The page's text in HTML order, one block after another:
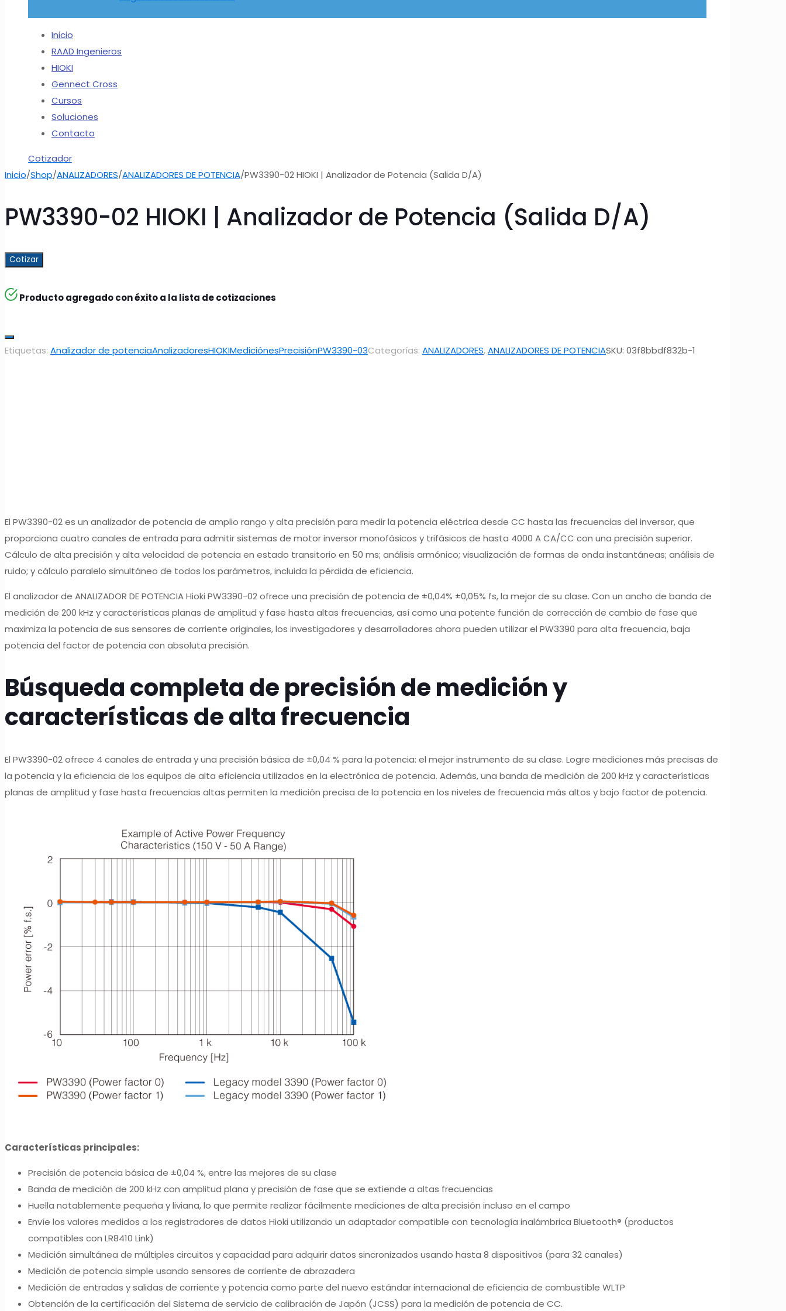
Inicio
RAAD Ingenieros
HIOKI
Gennect Cross
Cursos
Soluciones
Contacto
Cotizador
Inicio/Shop/ANALIZADORES/ANALIZADORES DE POTENCIA/PW3390-02 HIOKI | Analizador de Potencia (Salida D/A)
PW3390-02 HIOKI | Analizador de Potencia (Salida D/A)
Cotizar
Producto agregado con éxito a la lista de cotizaciones
Etiquetas: Analizador de potenciaAnalizadoresHIOKIMediciónesPrecisiónPW3390-03Categorías: ANALIZADORES,ANALIZADORES DE POTENCIASKU: 03f8bbdf832b-1
El PW3390-02 es un analizador de potencia de amplio rango y alta precisión para medir la potencia eléctrica desde CC hasta las frecuencias del inversor, que
proporciona cuatro canales de entrada para admitir sistemas de motor inversor monofásicos y trifásicos de hasta 4000 A CA/CC con una precisión superior.
Cálculo de alta precisión y alta velocidad de potencia en estado transitorio en 50 ms; análisis armónico; visualización de formas de onda instantáneas; análisis de
ruido; y cálculo paralelo simultáneo de todos los parámetros, incluida la pérdida de eficiencia.
El analizador de ANALIZADOR DE POTENCIA Hioki PW3390-02 ofrece una precisión de potencia de ±0,04% ±0,05% fs, la mejor de su clase. Con un ancho de banda de
medición de 200 kHz y características planas de amplitud y fase hasta altas frecuencias, así como una potente función de corrección de cambio de fase que
maximiza la potencia de sus sensores de corriente originales, los investigadores y desarrolladores ahora pueden utilizar el PW3390 para alta frecuencia, baja
potencia del factor de potencia con absoluta precisión.
Búsqueda completa de precisión de medición y
características de alta frecuencia
El PW3390-02 ofrece 4 canales de entrada y una precisión básica de ±0,04 % para la potencia: el mejor instrumento de su clase. Logre mediciones más precisas de
la potencia y la eficiencia de los equipos de alta eficiencia utilizados en la electrónica de potencia. Además, una banda de medición de 200 kHz y características
planas de amplitud y fase hasta frecuencias altas permiten la medición precisa de la potencia en los niveles de frecuencia más altos y bajo factor de potencia.
Características principales:
Precisión de potencia básica de ±0,04 %, entre las mejores de su clase
Banda de medición de 200 kHz con amplitud plana y precisión de fase que se extiende a altas frecuencias
Huella notablemente pequeña y liviana, lo que permite realizar fácilmente mediciones de alta precisión incluso en el campo
Envíe los valores medidos a los registradores de datos Hioki utilizando un adaptador compatible con tecnología inalámbrica Bluetooth® (productos
compatibles con LR8410 Link)
Medición simultánea de múltiples circuitos y capacidad para adquirir datos sincronizados usando hasta 8 dispositivos (para 32 canales)
Medición de potencia simple usando sensores de corriente de abrazadera
Medición de entradas y salidas de corriente y potencia como parte del nuevo estándar internacional de eficiencia de combustible WLTP
Obtención de la certificación del Sistema de servicio de calibración de Japón (JCSS) para la medición de potencia de CC.